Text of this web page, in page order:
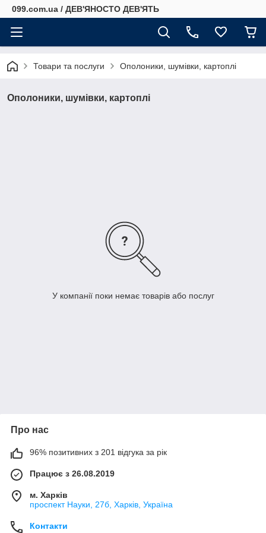
099.com.ua / ДЕВ'ЯНОСТО ДЕВ'ЯТЬ
Товари та послуги Ополоники, шумівки, картоплі
Ополоники, шумівки, картоплі
У компанії поки немає товарів або послуг
Про нас
96% позитивних з 201 відгука за рік
Працює з 26.08.2019
м. Харків
проспект Науки, 27б, Харків, Україна
Контакти